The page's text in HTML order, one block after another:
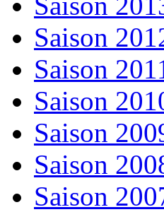
Saison
Saison
Saison
Saison
Saison
Saison